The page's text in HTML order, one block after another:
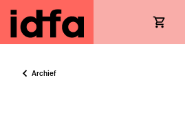
Archief